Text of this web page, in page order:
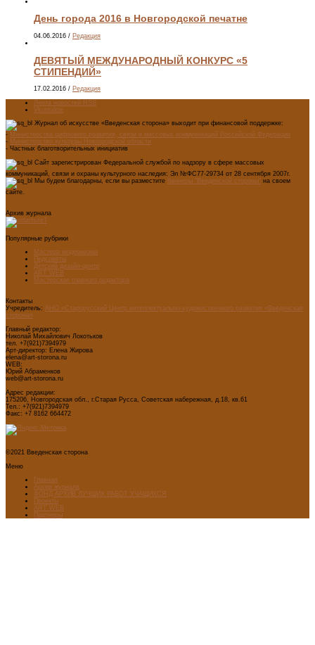
День города 2016 в Новгородской печатне
04.06.2016 / Редакция
ДЕВЯТЫЙ МЕЖДУНАРОДНЫЙ КОНКУРС «5
СТИПЕНДИЙ»
17.02.2016 / Редакция
Лента новостей RSS
Vkontakte
Журнал об искусстве «Введенская сторона» выходит при финансовой поддержке:
- Министерства цифрового развития, связи и массовых коммуникаций Российской Федерации
- Министерство культуры Новгородской области
- Частных благотворительных инициатив
Сайт зарегистрирован Федеральной службой по надзору в сфере массовых
коммуникаций, связи и охраны культурного наследия: Эл №ФС77-29734 от 28 сентября 2007г.
Мы будем благодарны, если вы разместите баннеры "Введенской стороны" на своем
сайте.
Архив журнала
Популярные рубрики
Мастера модернизма
Педсоветы
Детский дизайн-центр
ART WEB
Мастерская главного редактора
Контакты
Учредитель: АНО «Старорусский Центр интеллектуально-художественного развития «Введенская
сторона»
Главный редактор:
Николай Михайлович Локотьков
тел. +7(921)7394979
Арт-директор: Елена Жирова
elena@art-storona.ru
WEB:
Юрий Абраменков
web@art-storona.ru
Адрес редакции:
175206, Новгородская обл., г.Старая Русса, Советская набережная, д.18, кв.61
Тел.: +7(921)7394979
Факс: +7 8162 664472
©2021 Введенская сторона
Меню
Главная
Архив журнала
ФОНД-АРХИВ ЛУЧШИХ РАБОТ УЧАЩИХСЯ
Проекты
ART WEB
Партнеры